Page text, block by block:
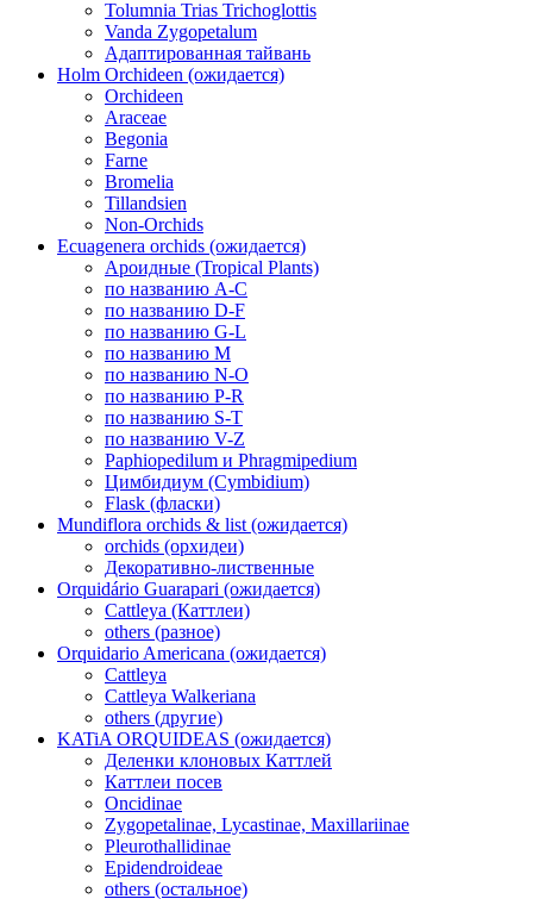
Tolumnia Trias Trichoglottis
Vanda Zygopetalum
Адаптированная тайвань
Holm Orchideen (ожидается)
Orchideen
Araceae
Begonia
Farne
Bromelia
Tillandsien
Non-Orchids
Ecuagenera orchids (ожидается)
Ароидные (Tropical Plants)
по названию A-C
по названию D-F
по названию G-L
по названию M
по названию N-O
по названию P-R
по названию S-T
по названию V-Z
Paphiopedilum и Phragmipedium
Цимбидиум (Cymbidium)
Flask (фласки)
Mundiflora orchids & list (ожидается)
orchids (орхидеи)
Декоративно-лиственные
Orquidário Guarapari (ожидается)
Cattleya (Каттлеи)
others (разное)
Orquidario Americana (ожидается)
Cattleya
Cattleya Walkeriana
others (другие)
KATiA ORQUIDEAS (ожидается)
Деленки клоновых Каттлей
Каттлеи посев
Oncidinae
Zygopetalinae, Lycastinae, Maxillariinae
Pleurothallidinae
Epidendroideae
others (остальное)